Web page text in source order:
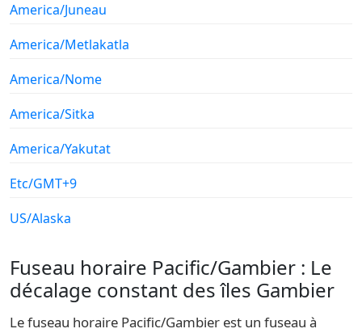
America/Juneau
America/Metlakatla
America/Nome
America/Sitka
America/Yakutat
Etc/GMT+9
US/Alaska
Fuseau horaire Pacific/Gambier : Le
décalage constant des îles Gambier
Le fuseau horaire Pacific/Gambier est un fuseau à